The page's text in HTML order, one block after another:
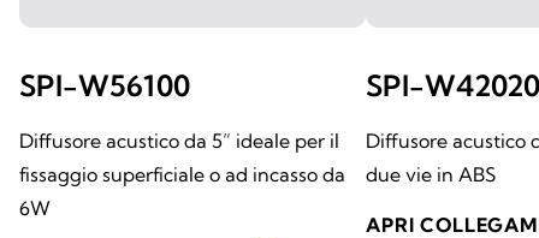
SPI-W56100
Diffusore acustico da 5” ideale per il
fissaggio superficiale o ad incasso da
6W
SPI-
Diffusore acustico
due vie in ABS
APRI